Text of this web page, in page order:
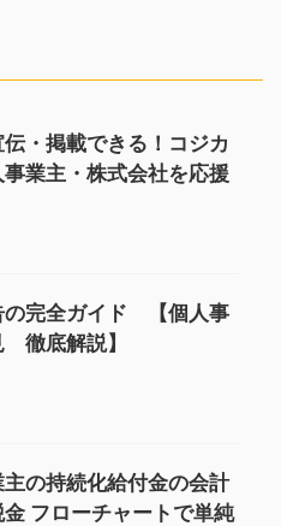
・掲載できる！コジカ
事業主・株式会社を応援
の完全ガイド 【個人事
徹底解説】
の持続化給付金の会計
フローチャートで単純